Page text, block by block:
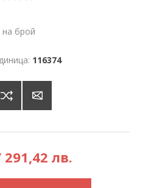
на брой
116374
291,42 лв.